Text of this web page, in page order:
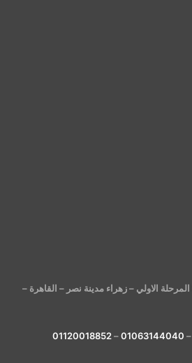
العنوان : رقم 1 عمارة رقم 86 المرحلة الاولي – زهراء مدينة نصر – القاهرة –
–
01063144040
–
01120018852